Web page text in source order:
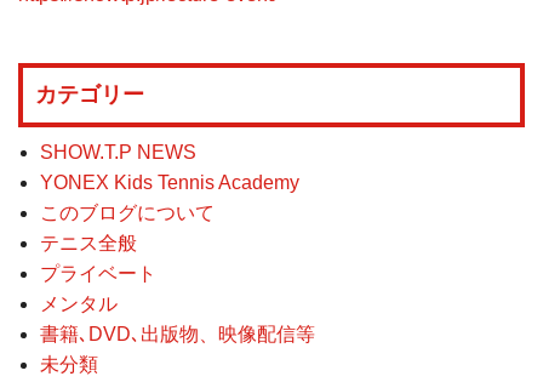
カテゴリー
SHOW.T.P NEWS
YONEX Kids Tennis Academy
このブログについて
テニス全般
プライベート
メンタル
書籍､DVD､出版物、映像配信等
未分類